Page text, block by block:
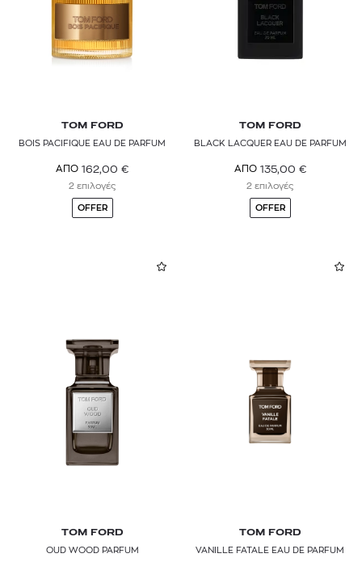
TOM FORD
BOIS PACIFIQUE EAU DE PARFUM
ΑΠΟ 162,00 €
2 επιλογές
OFFER
TOM FORD
BLACK LACQUER EAU DE PARFUM
ΑΠΟ 135,00 €
2 επιλογές
OFFER
TOM FORD
OUD WOOD PARFUM
TOM FORD
VANILLE FATALE EAU DE PARFUM